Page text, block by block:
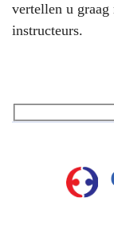
vertellen u graag
instructeurs.